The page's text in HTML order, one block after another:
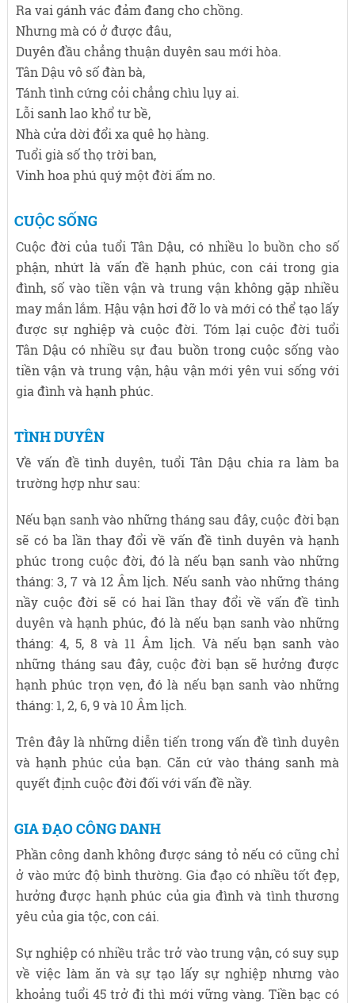
Ra vai gánh vác đảm đang cho chồng.
Nhưng mà có ở được đâu,
Duyên đầu chẳng thuận duyên sau mới hòa.
Tân Dậu vô số đàn bà,
Tánh tình cứng cỏi chẳng chìu lụy ai.
Lỗi sanh lao khổ tư bề,
Nhà cửa dời đổi xa quê họ hàng.
Tuổi già số thọ trời ban,
Vinh hoa phú quý một đời ấm no.
CUỘC SỐNG
Cuộc đời của tuổi Tân Dậu, có nhiều lo buồn cho số
phận, nhứt là vấn đề hạnh phúc, con cái trong gia
đình, số vào tiền vận và trung vận không gặp nhiều
may mắn lắm. Hậu vận hơi đỡ lo và mới có thể tạo lấy
được sự nghiệp và cuộc đời. Tóm lại cuộc đời tuổi
Tân Dậu có nhiều sự đau buồn trong cuộc sống vào
tiền vận và trung vận, hậu vận mới yên vui sống với
gia đình và hạnh phúc.
TÌNH DUYÊN
Về vấn đề tình duyên, tuổi Tân Dậu chia ra làm ba
trường hợp như sau:
Nếu bạn sanh vào những tháng sau đây, cuộc đời bạn
sẽ có ba lần thay đổi về vấn đề tình duyên và hạnh
phúc trong cuộc đời, đó là nếu bạn sanh vào những
tháng: 3, 7 và 12 Âm lịch. Nếu sanh vào những tháng
nầy cuộc đời sẽ có hai lần thay đổi về vấn đề tình
duyên và hạnh phúc, đó là nếu bạn sanh vào những
tháng: 4, 5, 8 và 11 Âm lịch. Và nếu bạn sanh vào
những tháng sau đây, cuộc đời bạn sẽ hưởng được
hạnh phúc trọn vẹn, đó là nếu bạn sanh vào những
tháng: 1, 2, 6, 9 và 10 Âm lịch.
Trên đây là những diễn tiến trong vấn đề tình duyên
và hạnh phúc của bạn. Căn cứ vào tháng sanh mà
quyết định cuộc đời đối với vấn đề nầy.
GIA ĐẠO CÔNG DANH
Phần công danh không được sáng tỏ nếu có cũng chỉ
ở vào mức độ bình thường. Gia đạo có nhiều tốt đẹp,
hưởng được hạnh phúc của gia đình và tình thương
yêu của gia tộc, con cái.
Sự nghiệp có nhiều trắc trở vào trung vận, có suy sụp
về việc làm ăn và sự tạo lấy sự nghiệp nhưng vào
khoảng tuổi 45 trở đi thì mới vững vàng. Tiền bạc có